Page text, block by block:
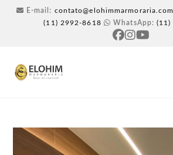
E-mail:
(11) 2992-8618
WhatsApp: (11)